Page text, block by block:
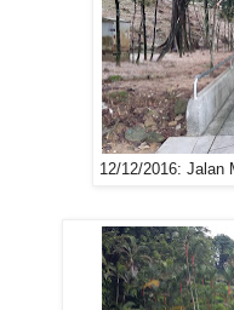
12/12/2016: Jalan